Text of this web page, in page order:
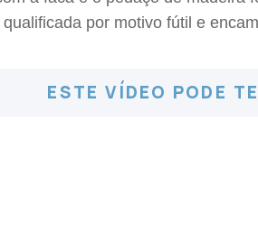
por motivo fútil e
ESTE VÍDEO PODE